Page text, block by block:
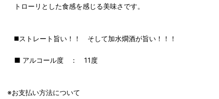
トローリとした食感を感じる美味さです。
◼️ストレート旨い！！ そして加水燗酒が旨い！！！
■ アルコール度 ： 11度
※お支払い方法について